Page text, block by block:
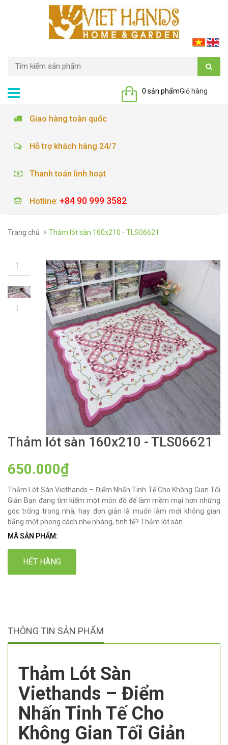
Giỏ hàng
0 sản phẩm
Giao hàng toàn quốc
Hỗ trợ khách hàng 24/7
Thanh toán linh hoạt
Hotline: +84 90 999 3582
Trang chủ Thảm lót sàn 160x210 - TLS06621
Thảm lót sàn 160x210 - TLS06621
650.000₫
Thảm Lót Sàn Viethands – Điểm Nhấn Tinh Tế Cho Không Gian Tối
Giản Bạn đang tìm kiếm một món đồ để làm mềm mại hơn những
góc trống trong nhà, hay đơn giản là muốn làm mới không gian
bằng một phong cách nhẹ nhàng, tinh tế? Thảm lót sàn...
MÃ SẢN PHẨM:
HẾT HÀNG
THÔNG TIN SẢN PHẨM
Thảm Lót Sàn
Viethands – Điểm
Nhấn Tinh Tế Cho
Không Gian Tối Giản